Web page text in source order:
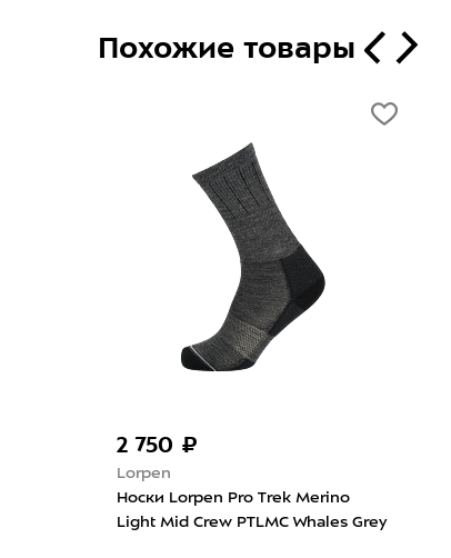
Похожие товары
2 750 ₽
Lorpen
Носки Lorpen Pro Trek Merino
Light Mid Crew PTLMC Whales Grey